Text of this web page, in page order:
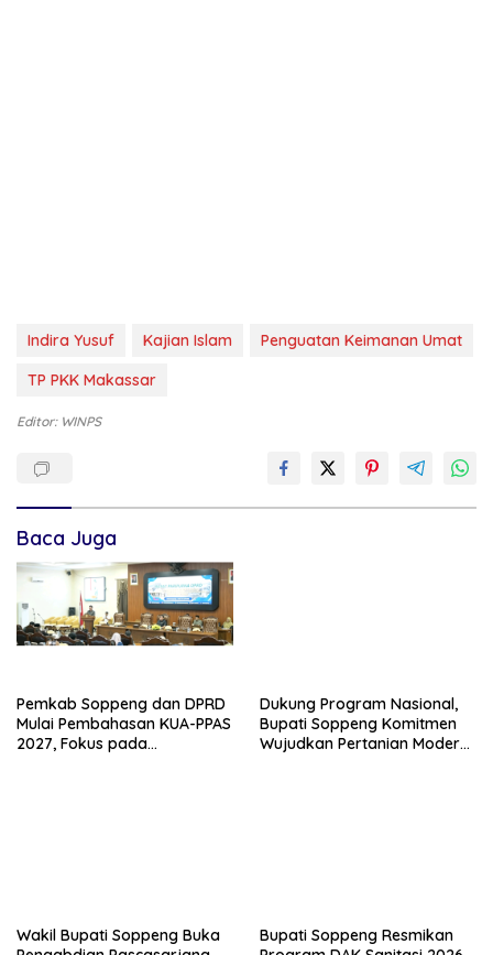
Indira Yusuf Kajian Islam
Penguatan Keimanan Umat
TP PKK Makassar
Editor: WINPS
Baca Juga
Pemkab Soppeng dan DPRD
Mulai Pembahasan KUA-PPAS
2027, Fokus pada
Dukung Program Nasional,
Bupati Soppeng Komitmen
Wujudkan Pertanian Modern
Wakil Bupati Soppeng Buka
Bupati Soppeng Resmikan